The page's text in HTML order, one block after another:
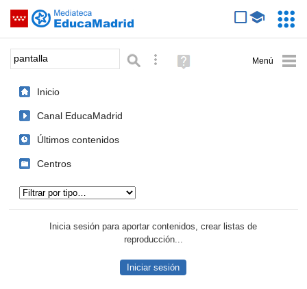
Saltar navegación
Palabra o frase: Búsqueda avanzada
Ayuda
(en
Inicio
Canal EducaMadrid
Últimos contenidos
Centros
Inicia sesión para aportar contenidos, crear listas de
reproducción...
Iniciar sesión